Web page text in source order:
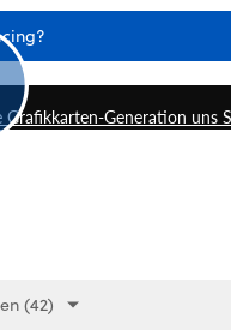
Generation uns
(42)